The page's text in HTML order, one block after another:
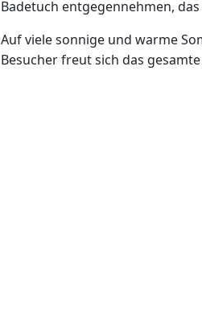
Badetuch entgegennehmen,
Auf viele sonnige und warme
Besucher freut sich das